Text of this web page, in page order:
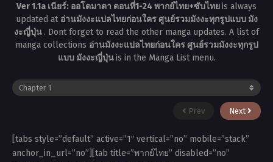
Ver 1.1a เนียร์: ออโตมาตา ตอนที่1-24 พากย์ไทย+ซับไทยis always
updated at อ่านมังงะแปลไทยก่อนใคร ศูนย์รวมมังงะทุกรูปแบบ มัง
งะญี่ปุ่น . Dont forget to read the other manga updates. A list of
manga collections อ่านมังงะแปลไทยก่อนใคร ศูนย์รวมมังงะทุกรูป
แบบ มังงะญี่ปุ่นis in the Manga List menu.
Prev Next
[tabs style=”default” active=”1″ vertical=”no” mobile=”stack”
anchor_in_url=”no”][tab title=”พากย์ไทย” disabled=”no”